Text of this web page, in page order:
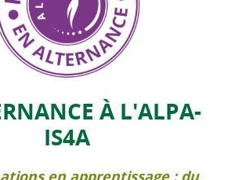
À L'ALPA-
IS4A